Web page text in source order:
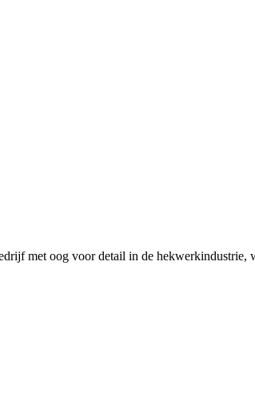
met oog voor detail in de